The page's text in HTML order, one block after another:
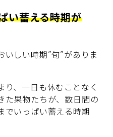
い蓄える時期が
しい時期”旬”がありま
、一日も休むことなく
た果物たちが、数日間の
でいっぱい蓄える時期